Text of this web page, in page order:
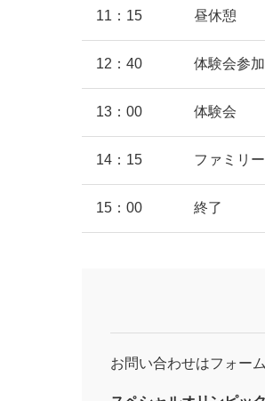
11：15 昼休憩
12：40 体験会参
13：00 体験会
14：15 ファミリ
15：00 終了
お問い合わせはフォー